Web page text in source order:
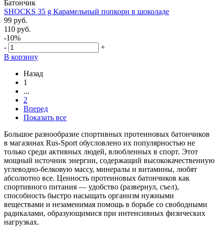
Батончик
SHOCKS 35 g Карамельный попкорн в шоколаде
99 руб.
110 руб.
-10%
-
+
В корзину
Назад
1
...
2
Вперед
Показать все
Большое разнообразие спортивных протеиновых батончиков
в магазинах Rus-Sport обусловлено их популярностью не
только среди активных людей, влюбленных в спорт. Этот
мощный источник энергии, содержащий высококачественную
углеводно-белковую массу, минералы и витамины, любят
абсолютно все. Ценность протеиновых батончиков как
спортивного питания — удобство (развернул, съел),
способность быстро насыщать организм нужными
веществами и незаменимая помощь в борьбе со свободными
радикалами, образующимися при интенсивных физических
нагрузках.